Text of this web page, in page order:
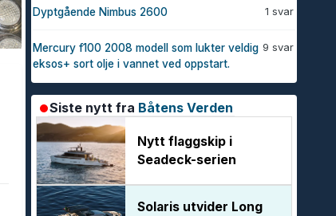
1 svar
Dyptgående Nimbus 2600
9 svar
Mercury f100 2008 modell som lukter veldig
eksos+ sort olje i vannet ved oppstart.
Siste nytt fra Båtens Verden
Nytt flaggskip i
Seadeck-serien
Solaris utvider Long